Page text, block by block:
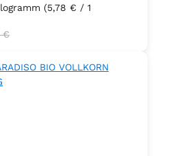
(5,78 € / 1
Preis:
€